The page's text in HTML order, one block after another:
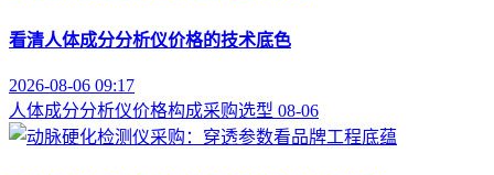
看清人体成分分析仪价格的技术底色
2026-08-06 09:17
人体成分分析仪价格构成采购选型 08-06